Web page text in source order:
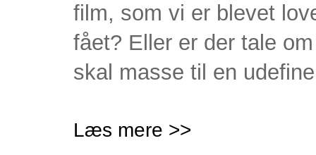
film, som vi er blevet
fået? Eller er der tale
skal masse til en
Læs mere >>